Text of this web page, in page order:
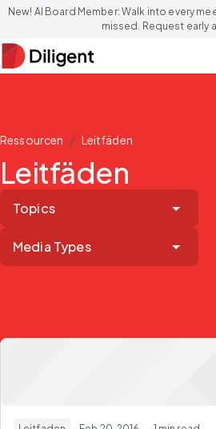
New! AI Board Member: Walk into every
missed. Request early
Ressourcen / Leitfäden
Leitfäden
Topics
Media Types